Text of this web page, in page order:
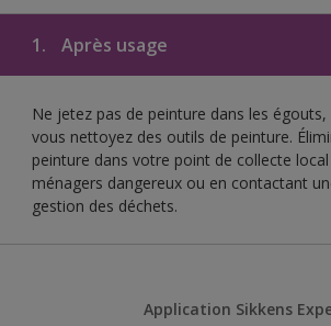
1. Après usage
Ne jetez pas de peinture dans les
vous nettoyez des outils de peinture.
peinture dans votre point de collecte
ménagers dangereux ou en contactant
gestion des déchets.
Application Sikkens